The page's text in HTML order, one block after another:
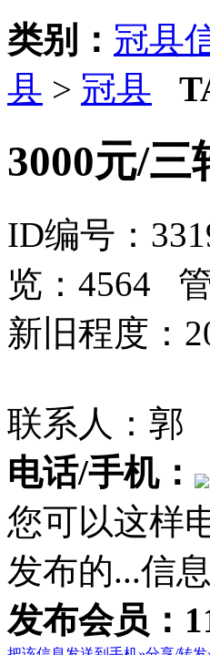
类别： 冠县
县 > 冠县
3000元/三
ID编号：
览：4564
新旧程度：
联系人：郭
电话/手机：
您可以这样
发布的...信
发布会员：